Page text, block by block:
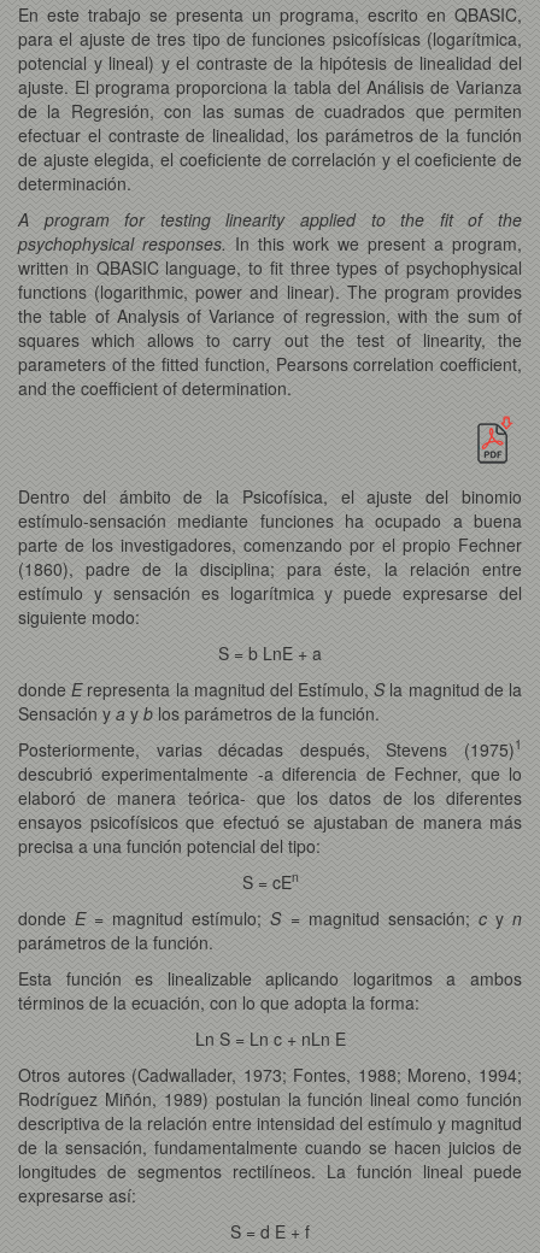
En este trabajo se presenta un programa, escrito en QBASIC,
para el ajuste de tres tipo de funciones psicofísicas (logarítmica,
potencial y lineal) y el contraste de la hipótesis de linealidad del
ajuste. El programa proporciona la tabla del Análisis de Varianza
de la Regresión, con las sumas de cuadrados que permiten
efectuar el contraste de linealidad, los parámetros de la función
de ajuste elegida, el coeficiente de correlación y el coeficiente de
determinación.
A program for testing linearity applied to the fit of the
psychophysical responses. In this work we present a program,
written in QBASIC language, to fit three types of psychophysical
functions (logarithmic, power and linear). The program provides
the table of Analysis of Variance of regression, with the sum of
squares which allows to carry out the test of linearity, the
parameters of the fitted function, Pearsons correlation coefficient,
and the coefficient of determination.
Dentro del ámbito de la Psicofísica, el ajuste del binomio
estímulo-sensación mediante funciones ha ocupado a buena
parte de los investigadores, comenzando por el propio Fechner
(1860), padre de la disciplina; para éste, la relación entre
estímulo y sensación es logarítmica y puede expresarse del
siguiente modo:
S = b LnE + a
donde Erepresenta la magnitud del Estímulo,Sla magnitud de la
Sensación y a y b los parámetros de la función.
Posteriormente, varias décadas después, Stevens (1975)1
descubrió experimentalmente -a diferencia de Fechner, que lo
elaboró de manera teórica- que los datos de los diferentes
ensayos psicofísicos que efectuó se ajustaban de manera más
precisa a una función potencial del tipo:
S = cEn
dondeE= magnitud estímulo;S= magnitud sensación; cyn
parámetros de la función.
Esta función es linealizable aplicando logaritmos a ambos
términos de la ecuación, con lo que adopta la forma:
Ln S = Ln c + nLn E
Otros autores (Cadwallader, 1973; Fontes, 1988; Moreno, 1994;
Rodríguez Miñón, 1989) postulan la función lineal como función
descriptiva de la relación entre intensidad del estímulo y magnitud
de la sensación, fundamentalmente cuando se hacen juicios de
longitudes de segmentos rectilíneos. La función lineal puede
expresarse así:
S = d E + f